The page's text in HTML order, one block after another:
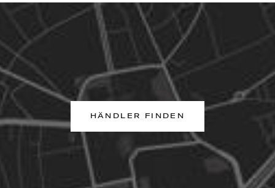
HÄNDLER FINDEN